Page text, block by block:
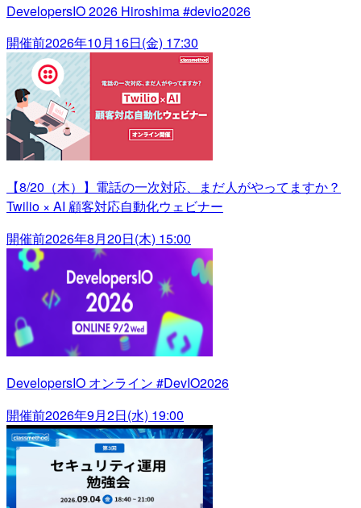
DevelopersIO 2026 Hiroshima #devio2026
開催前2026年10月16日(金) 17:30
【8/20（木）】電話の一次対応、まだ人がやってますか？
Twilio × AI 顧客対応自動化ウェビナー
開催前2026年8月20日(木) 15:00
DevelopersIO オンライン #DevIO2026
開催前2026年9月2日(水) 19:00